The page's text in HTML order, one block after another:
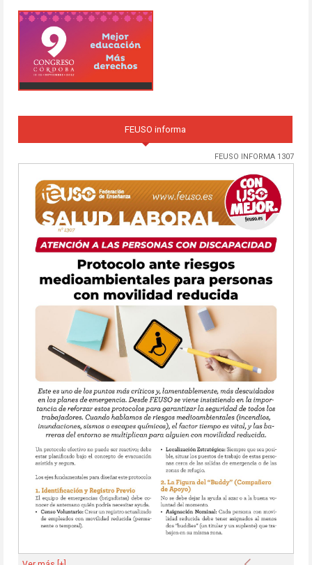
FEUSO informa
FEUSO INFORMA 1307
Anterior